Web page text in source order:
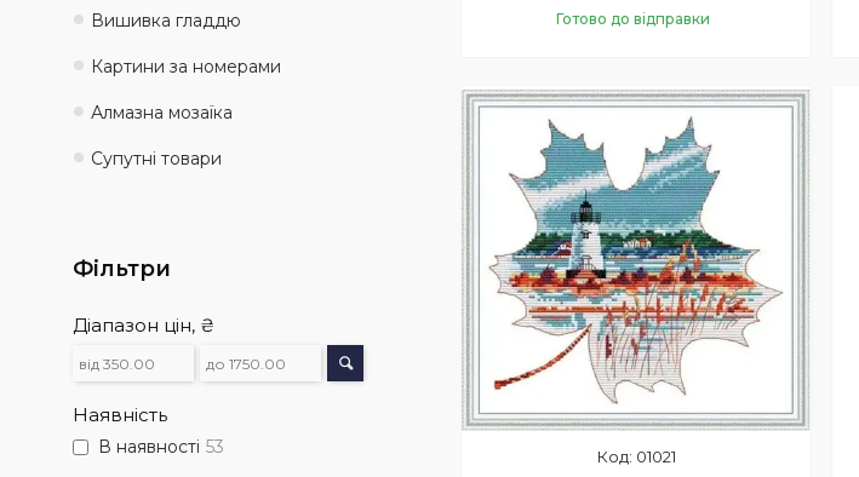
Готово до відправки
Купити
01021
Вишивка гладдю
Картини за номерами
Алмазна мозаїка
Супутні товари
Фільтри
Діапазон цін, ₴
Наявність
В наявності 53